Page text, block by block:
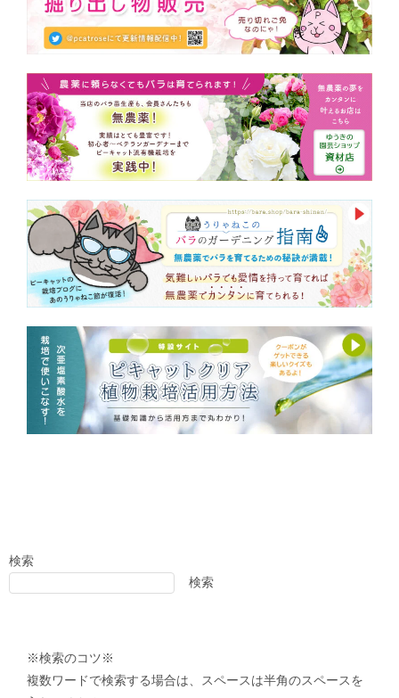
検索
検索
※検索のコツ※
複数ワードで検索する場合は、スペースは半角のスペースを